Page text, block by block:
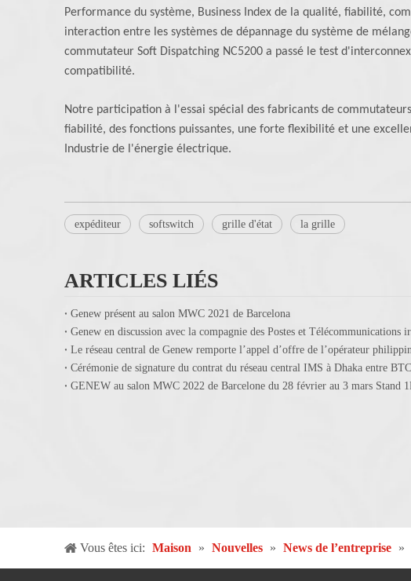
Performance du système, Business Index de la qualité, fiabilité,
interaction entre les systèmes de dépannage du système de
commutateur Soft Dispatching NC5200 a passé le test
compatibilité.
Notre participation à l'essai spécial des fabricants de
fiabilité, des fonctions puissantes, une forte flexibilité et une
Industrie de l'énergie électrique.
expéditeur softswitch grille d'état la grille
ARTICLES LIÉS
Genew présent au salon MWC 2021 de Barcelona
Cérémonie de signature du contrat du réseau central IMS à Dhaka entre
GENEW au salon MWC 2022 de Barcelone du 28 février au 3 mars Stand
Vous êtes ici: Maison » Nouvelles » News de l’entreprise »